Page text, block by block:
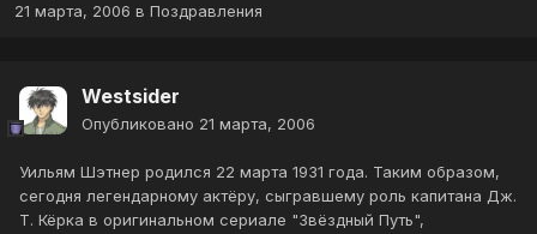
21 марта, 2006 в Поздравления
Westsider
Опубликовано 21 марта, 2006
Уильям Шэтнер родился 22 марта 1931 года. Таким образом,
сегодня легендарному актёру, сыгравшему роль капитана Дж.
Т. Кёрка в оригинальном сериале "Звёздный Путь",